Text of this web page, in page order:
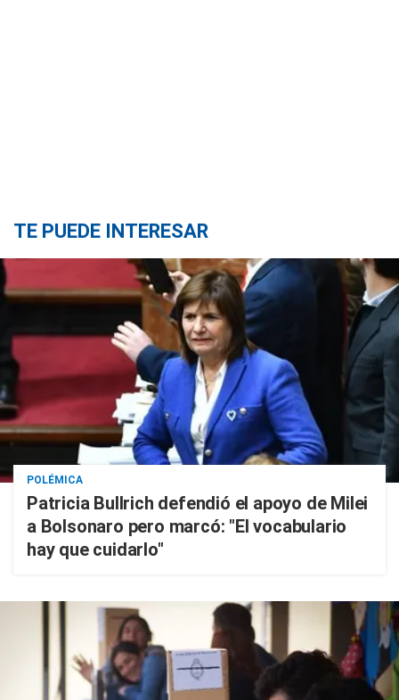
TE PUEDE INTERESAR
POLÉMICA
Patricia Bullrich defendió el apoyo de Milei
a Bolsonaro pero marcó: "El vocabulario
hay que cuidarlo"